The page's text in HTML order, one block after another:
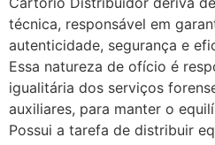
técnica, responsável em
autenticidade, segurança e
Essa natureza de ofício é
igualitária dos serviços
auxiliares, para manter o
Possui a tarefa de distribuir